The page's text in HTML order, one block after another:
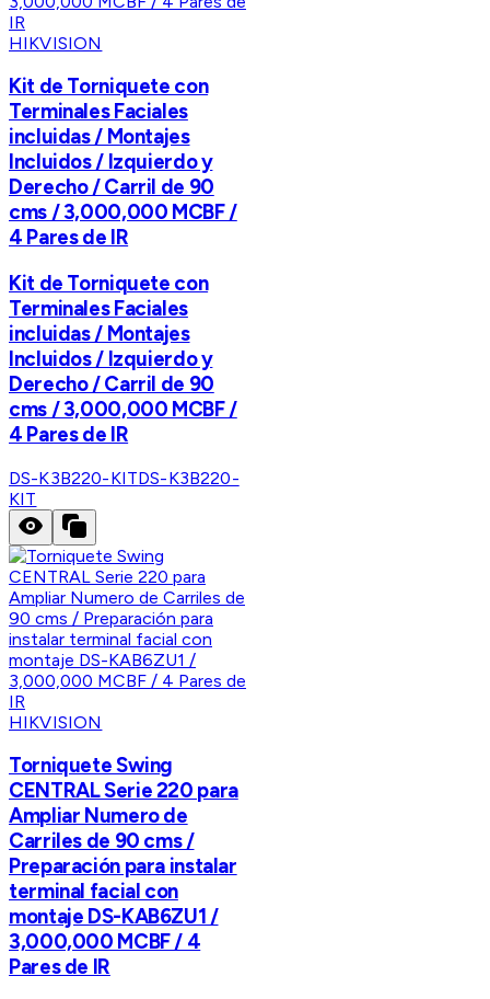
HIKVISION
Kit de Torniquete con
Terminales Faciales
incluidas / Montajes
Incluidos / Izquierdo y
Derecho / Carril de 90
cms / 3,000,000 MCBF /
4 Pares de IR
Kit de Torniquete con
Terminales Faciales
incluidas / Montajes
Incluidos / Izquierdo y
Derecho / Carril de 90
cms / 3,000,000 MCBF /
4 Pares de IR
DS-K3B220-KITDS-K3B220-
KIT
HIKVISION
Torniquete Swing
CENTRAL Serie 220 para
Ampliar Numero de
Carriles de 90 cms /
Preparación para instalar
terminal facial con
montaje DS-KAB6ZU1 /
3,000,000 MCBF / 4
Pares de IR